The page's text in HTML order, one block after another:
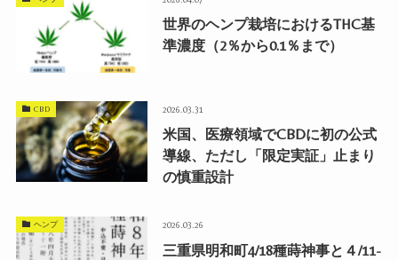
世界のヘンプ栽培におけるTHC基
準濃度（2％から0.1％まで）
CBD
米国、医療領域でCBDに初の公式
導線、ただし「限定実証」止まり
の慎重設計
2026.03.31
ヘンプ
三重県明和町4/18種蒔神事と４/11-
2026.03.26